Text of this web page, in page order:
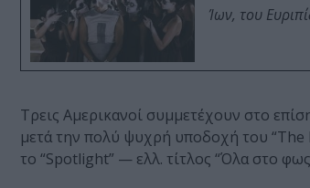
Ίων, του
Τρεις Αμερικανοί συμμετέχουν στο
μετά την πολύ ψυχρή υποδοχή του “The
το “Spotlight” — ελλ. τίτλος “Όλα στο